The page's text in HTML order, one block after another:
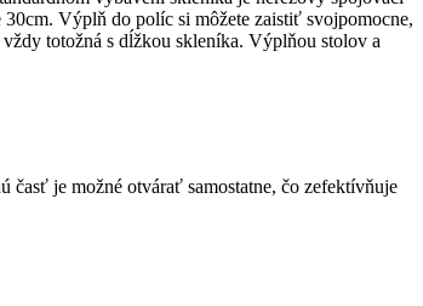
Výplň do políc si môžete zaistiť svojpomocne,
totožná s dĺžkou skleníka. Výplňou stolov a
časť je možné otvárať samostatne, čo zefektívňuje